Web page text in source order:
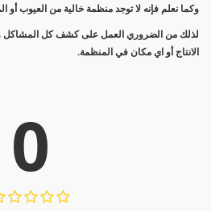
وكما نعلم فإنه لا توجد منظمة خالية من العيوب أو
لذلك من الضروري العمل على كشف كل المشاكل
الانتاج أو اي مكان في المنظمة.
0